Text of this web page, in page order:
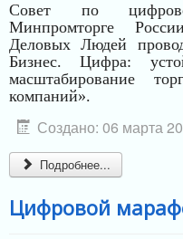
Совет по
Минпромторге
Деловых Людей
Бизнес. Цифра:
масштабирование
компаний».
Создано: 06 марта
Подробнее...
Цифровой